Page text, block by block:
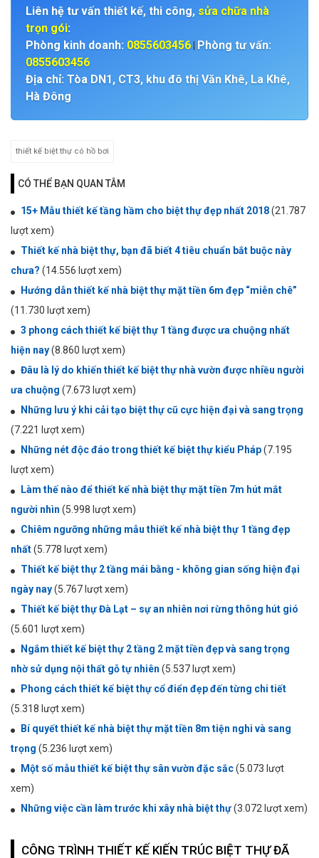
Liên hệ tư vấn thiết kế, thi công, sửa chữa nhà
trọn gói:
Phòng kinh doanh: 0855603456| Phòng tư vấn:
0855603456
Địa chỉ: Tòa DN1, CT3, khu đô thị Văn Khê, La Khê,
Hà Đông
thiết kế biệt thự có hồ bơi
CÓ THỂ BẠN QUAN TÂM
15+ Mẫu thiết kế tầng hầm cho biệt thự đẹp nhất 2018(21.787
lượt xem)
Thiết kế nhà biệt thự, bạn đã biết 4 tiêu chuẩn bắt buộc này
chưa? (14.556 lượt xem)
Hướng dẫn thiết kế nhà biệt thự mặt tiền 6m đẹp “miễn chê”
(11.730 lượt xem)
3 phong cách thiết kế biệt thự 1 tầng được ưa chuộng nhất
hiện nay(8.860 lượt xem)
Đâu là lý do khiến thiết kế biệt thự nhà vườn được nhiều người
ưa chuộng (7.673 lượt xem)
Những lưu ý khi cải tạo biệt thự cũ cực hiện đại và sang trọng
(7.221 lượt xem)
Những nét độc đáo trong thiết kế biệt thự kiểu Pháp(7.195
lượt xem)
Làm thế nào để thiết kế nhà biệt thự mặt tiền 7m hút mắt
người nhìn (5.998 lượt xem)
Chiêm ngưỡng những mẫu thiết kế nhà biệt thự 1 tầng đẹp
nhất(5.778 lượt xem)
Thiết kế biệt thự 2 tầng mái bằng - không gian sống hiện đại
ngày nay(5.767 lượt xem)
Thiết kế biệt thự Đà Lạt – sự an nhiên nơi rừng thông hút gió
(5.601 lượt xem)
Ngắm thiết kế biệt thự 2 tầng 2 mặt tiền đẹp và sang trọng
nhờ sử dụng nội thất gỗ tự nhiên (5.537 lượt xem)
Phong cách thiết kế biệt thự cổ điển đẹp đến từng chi tiết
(5.318 lượt xem)
Bí quyết thiết kế nhà biệt thự mặt tiền 8m tiện nghi và sang
trọng (5.236 lượt xem)
Một số mẫu thiết kế biệt thự sân vườn đặc sắc(5.073 lượt
xem)
Những việc cần làm trước khi xây nhà biệt thự(3.072 lượt xem)
CÔNG TRÌNH THIẾT KẾ KIẾN TRÚC BIỆT THỰ ĐÃ